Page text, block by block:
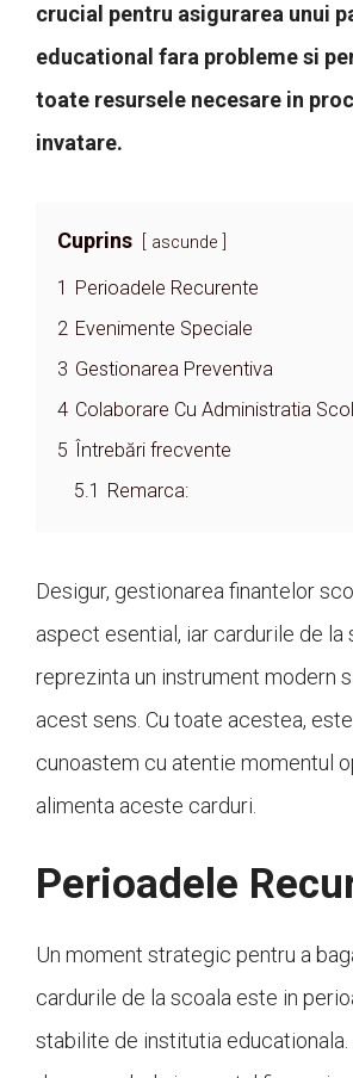
crucial pentru asigurarea unui
educational fara probleme si
toate resursele necesare in
invatare.
Cuprins ascunde
1
Perioadele Recurente
2 Evenimente Speciale
3 Gestionarea Preventiva
4 Colaborare Cu Administratia
5
Întrebări frecvente
5.1
Remarca:
Desigur, gestionarea finantelor
aspect esential, iar cardurile de la
reprezinta un instrument modern
acest sens. Cu toate acestea,
cunoastem cu atentie momentul
alimenta aceste carduri.
Perioadele
Un moment strategic pentru a
cardurile de la scoala este in
stabilite de institutia